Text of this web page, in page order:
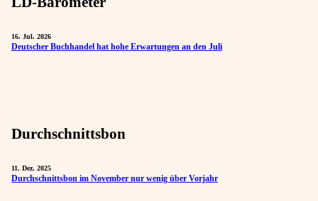
16. Jul. 2026
Deutscher Buchhandel hat hohe Erwartungen an den Juli
Durchschnittsbon
11. Dez. 2025
Durchschnittsbon im November nur wenig über Vorjahr